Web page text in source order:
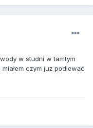
w studni w tamtym
czym juz podlewać